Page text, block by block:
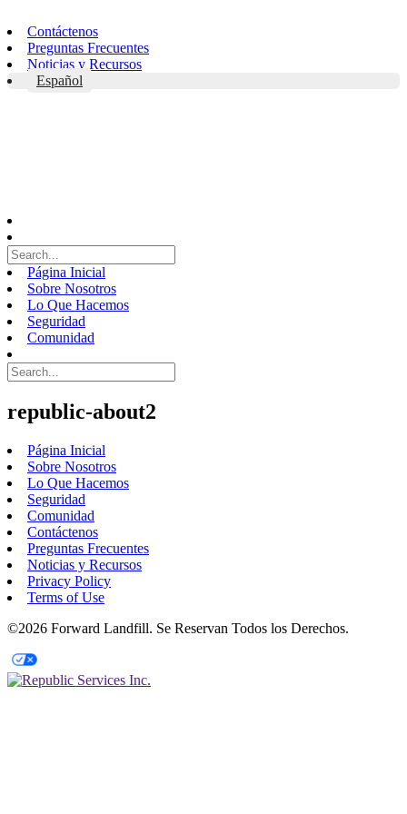
to
content
Contáctenos
Preguntas Frecuentes
Noticias y Recursos
Español
Página Inicial
Sobre Nosotros
Lo Que Hacemos
Seguridad
Comunidad
republic-about2
Página Inicial
Sobre Nosotros
Lo Que Hacemos
Seguridad
Comunidad
Contáctenos
Preguntas Frecuentes
Noticias y Recursos
Privacy Policy
Terms of Use
©2026 Forward Landfill. Se Reservan Todos los Derechos.